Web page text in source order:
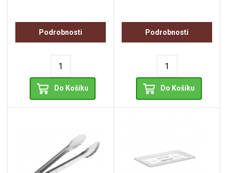
Podrobnosti
Do Košíku
Podrobnosti
Do Košíku